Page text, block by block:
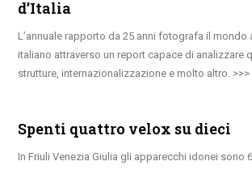
d’Italia
L’annuale rapporto da 25 anni fotografa il mondo
italiano attraverso un report capace di analizzare
strutture, internazionalizzazione e molto altro.
Spenti quattro velox su dieci
In Friuli Venezia Giulia gli apparecchi idonei sono